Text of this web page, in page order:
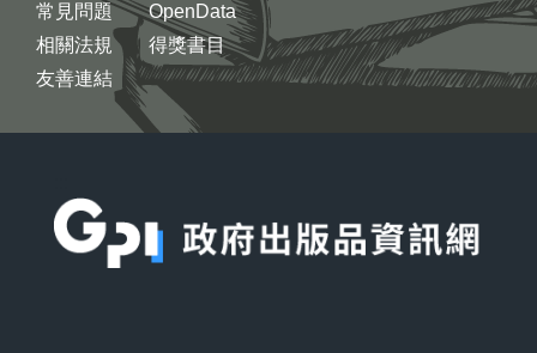
常見問題
相關法規
友善連結
OpenData
得獎書目